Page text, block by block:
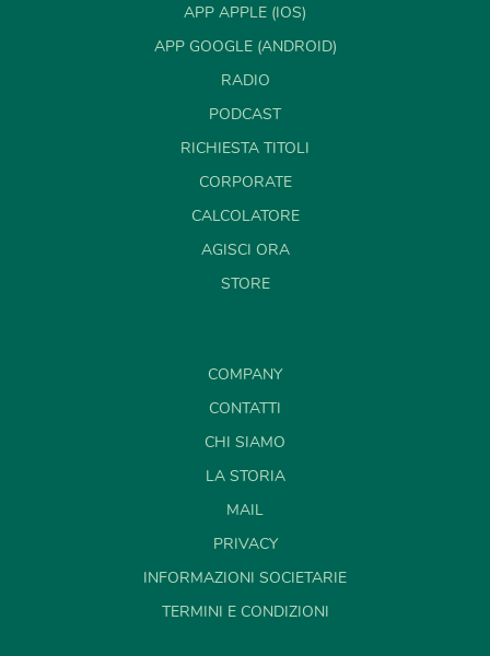
APP APPLE (IOS)
APP GOOGLE (ANDROID)
RADIO
PODCAST
RICHIESTA TITOLI
CORPORATE
CALCOLATORE
AGISCI ORA
STORE
COMPANY
CONTATTI
CHI SIAMO
LA STORIA
MAIL
PRIVACY
INFORMAZIONI SOCIETARIE
TERMINI E CONDIZIONI